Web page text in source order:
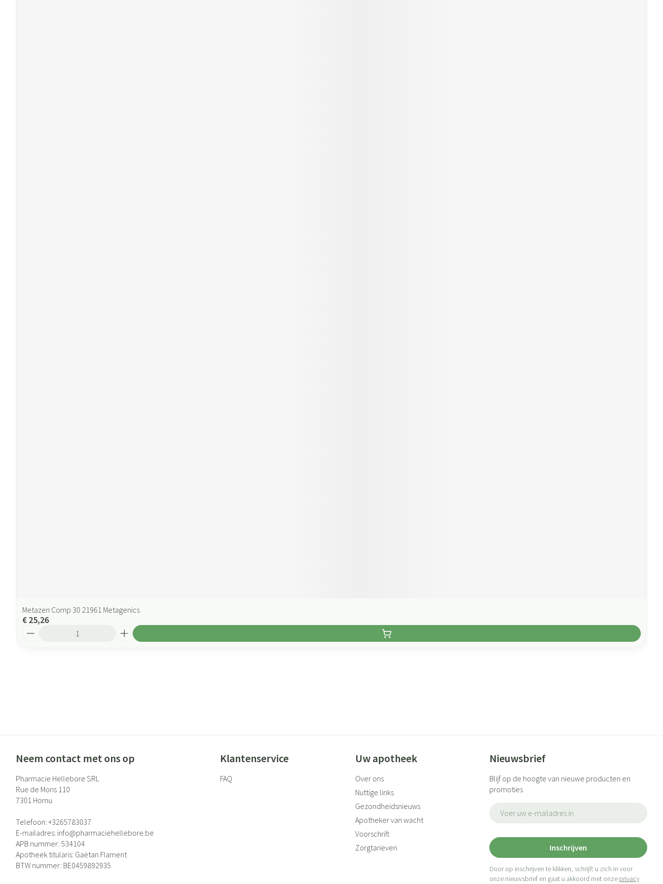
Metazen Comp 30 21961 Metagenics
€ 25,26
Neem contact met ons op
Pharmacie Hellebore SRL
Rue de Mons 110
7301 Hornu
Telefoon: +3265783037
E-mailadres: info@pharmaciehellebore.be
APB nummer: 534104
Apotheek titularis: Gaëtan Flament
BTW nummer: BE0459892935
Klantenservice
FAQ
Uw apotheek
Over ons
Nuttige links
Gezondheidsnieuws
Apotheker van wacht
Voorschrift
Zorgtarieven
Nieuwsbrief
Blijf op de hoogte van nieuwe producten en
promoties
Inschrijven
Door op inschrijven te klikken, schrijft u zich in voor
onze nieuwsbrief en gaat u akkoord met onze privacy